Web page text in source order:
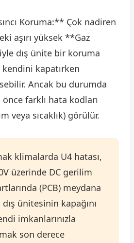
Koruma:** Çok nadiren
aşırı yüksek **Gaz
dış ünite bir koruma
kapatırken
Ancak bu durumda
farklı hata kodları
veya sıcaklık) görülür.
klimalarda U4 hatası,
üzerinde DC gerilim
(PCB) meydana
ünitesinin kapağını
imkanlarınızla
son derece